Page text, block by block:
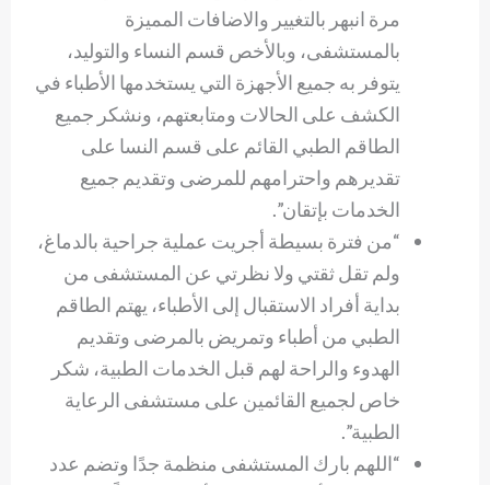
مرة انبهر بالتغيير والاضافات المميزة
بالمستشفى، وبالأخص قسم النساء والتوليد،
يتوفر به جميع الأجهزة التي يستخدمها الأطباء في
الكشف على الحالات ومتابعتهم، ونشكر جميع
الطاقم الطبي القائم على قسم النسا على
تقديرهم واحترامهم للمرضى وتقديم جميع
الخدمات بإتقان”.
“من فترة بسيطة أجريت عملية جراحية بالدماغ،
ولم تقل ثقتي ولا نظرتي عن المستشفى من
بداية أفراد الاستقبال إلى الأطباء، يهتم الطاقم
الطبي من أطباء وتمريض بالمرضى وتقديم
الهدوء والراحة لهم قبل الخدمات الطبية، شكر
خاص لجميع القائمين على مستشفى الرعاية
الطبية”.
“اللهم بارك المستشفى منظمة جدًا وتضم عدد